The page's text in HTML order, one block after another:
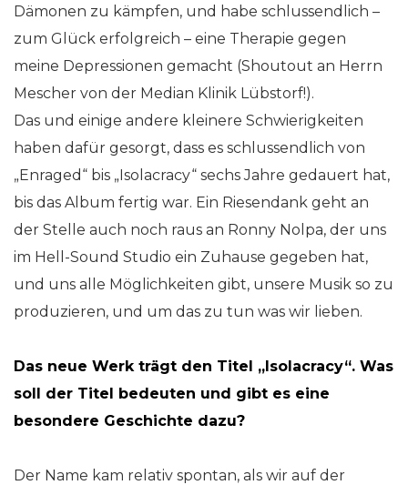
Dämonen zu kämpfen, und habe schlussendlich –
zum Glück erfolgreich – eine Therapie gegen
meine Depressionen gemacht (Shoutout an Herrn
Mescher von der Median Klinik Lübstorf!).
Das und einige andere kleinere Schwierigkeiten
haben dafür gesorgt, dass es schlussendlich von
„Enraged“ bis „Isolacracy“ sechs Jahre gedauert hat,
bis das Album fertig war. Ein Riesendank geht an
der Stelle auch noch raus an Ronny Nolpa, der uns
im Hell-Sound Studio ein Zuhause gegeben hat,
und uns alle Möglichkeiten gibt, unsere Musik so zu
produzieren, und um das zu tun was wir lieben.
Das neue Werk trägt den Titel „Isolacracy“. Was
soll der Titel bedeuten und gibt es eine
besondere Geschichte dazu?
Der Name kam relativ spontan, als wir auf der